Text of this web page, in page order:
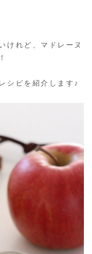
けれど、マドレーヌ
シピを紹介します♪